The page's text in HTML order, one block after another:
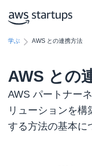
学ぶ AWS との連携方法
AWS との
AWS パートナー
リューションを
する方法の基本に